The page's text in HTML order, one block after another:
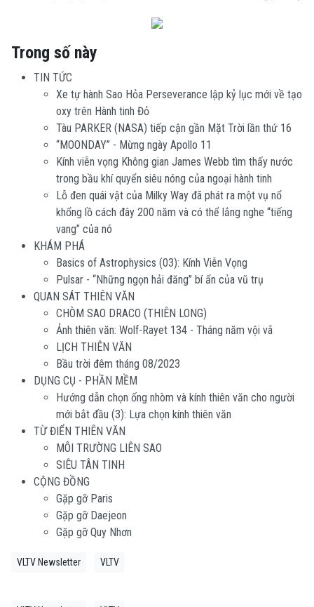
Trong số này
TIN TỨC
Xe tự hành Sao Hỏa Perseverance lập kỷ lục mới về tạo
oxy trên Hành tinh Đỏ
Tàu PARKER (NASA) tiếp cận gần Mặt Trời lần thứ 16
“MOONDAY” - Mừng ngày Apollo 11
Kính viễn vọng Không gian James Webb tìm thấy nước
trong bầu khí quyển siêu nóng của ngoại hành tinh
Lỗ đen quái vật của Milky Way đã phát ra một vụ nổ
khổng lồ cách đây 200 năm và có thể lắng nghe “tiếng
vang” của nó
KHÁM PHÁ
Basics of Astrophysics (03): Kính Viễn Vọng
Pulsar - “Những ngọn hải đăng” bí ẩn của vũ trụ
QUAN SÁT THIÊN VĂN
CHÒM SAO DRACO (THIÊN LONG)
Ảnh thiên văn: Wolf-Rayet 134 - Tháng năm vội vã
LỊCH THIÊN VĂN
Bầu trời đêm tháng 08/2023
DỤNG CỤ - PHẦN MỀM
Hướng dẫn chọn ống nhòm và kính thiên văn cho người
mới bắt đầu (3): Lựa chọn kính thiên văn
TỪ ĐIỂN THIÊN VĂN
MÔI TRƯỜNG LIÊN SAO
SIÊU TÂN TINH
CỘNG ĐỒNG
Gặp gỡ Paris
Gặp gỡ Daejeon
Gặp gỡ Quy Nhơn
VLTV Newsletter VLTV